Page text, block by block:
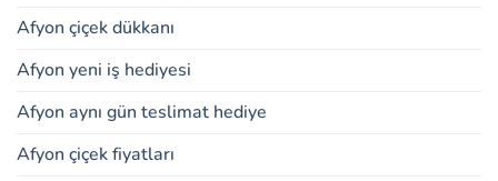
Afyon çiçek dükkanı
Afyon yeni iş hediyesi
Afyon aynı gün teslimat hediye
Afyon çiçek fiyatları